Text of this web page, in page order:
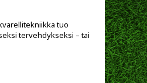
tuo
tervehdykseksi – tai